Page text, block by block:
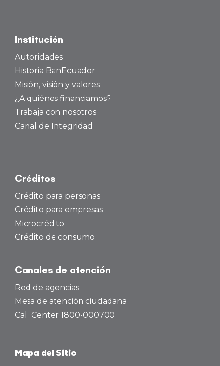
Institución
Autoridades
Historia BanEcuador
Misión, visión y valores
¿A quiénes financiamos?
Trabaja con nosotros
Canal de Integridad
Créditos
Crédito para personas
Crédito para empresas
Microcrédito
Crédito de consumo
Canales de atención
Red de agencias
Mesa de atención ciudadana
Call Center 1800-000700
Mapa del Sitio